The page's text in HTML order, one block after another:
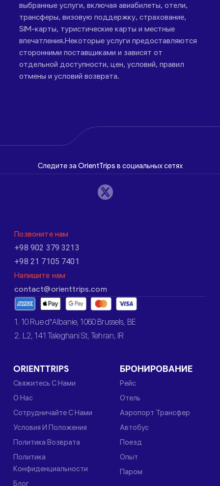
выбранные услуги, включая авиабилеты, отели,
трансферы, визовую поддержку, страхование,
SIM-карты, туристические карты и местные
впечатления.Некоторые услуги предоставляются
сторонними поставщиками и зависят от
отдельной доступности, цен, условий, правил
отмены и условий возврата.
Следите за OrientTrips в социальных сетях
Позвоните нам
+98 902 379 3213
+98 21 7105 7401
Напишите нам
contact@orienttrips.com
1. 10 Rue d’Albanie, 1060 Brussels, BE
2. L2, 141 Taleghani St, Tehran, IR
ORIENTTRIPS
Свяжитесь С Нами
О Нас
Сотрудничайте С Нами
Условия И Положения
Политика Возврата
Политика
Конфиденциальности
Блог
БРОНИРОВАНИЕ
Рейс
Отель
Аэропорт Трансфер
Автобус
Поезд
Опыт
Паром